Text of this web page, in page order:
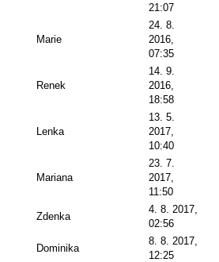
21:07
Marie
24. 8.
2016,
07:35
Renek
14. 9.
2016,
18:58
Lenka
13. 5.
2017,
10:40
Mariana
23. 7.
2017,
11:50
Zdenka
4. 8. 2017,
02:56
Dominika
8. 8. 2017,
12:25